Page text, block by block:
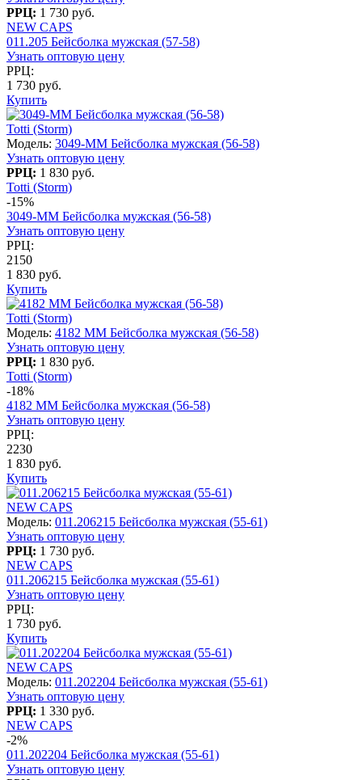
РРЦ: 1 730 руб.
NEW CAPS
011.205 Бейсболка мужская (57-58)
Узнать оптовую цену
РРЦ:
1 730 руб.
Купить
Totti (Storm)
Модель: 3049-MM Бейсболка мужская (56-58)
Узнать оптовую цену
РРЦ: 1 830 руб.
Totti (Storm)
-15%
3049-MM Бейсболка мужская (56-58)
Узнать оптовую цену
РРЦ:
2150
1 830 руб.
Купить
Totti (Storm)
Модель: 4182 MM Бейсболка мужская (56-58)
Узнать оптовую цену
РРЦ: 1 830 руб.
Totti (Storm)
-18%
4182 MM Бейсболка мужская (56-58)
Узнать оптовую цену
РРЦ:
2230
1 830 руб.
Купить
NEW CAPS
Модель: 011.206215 Бейсболка мужская (55-61)
Узнать оптовую цену
РРЦ: 1 730 руб.
NEW CAPS
011.206215 Бейсболка мужская (55-61)
Узнать оптовую цену
РРЦ:
1 730 руб.
Купить
NEW CAPS
Модель: 011.202204 Бейсболка мужская (55-61)
Узнать оптовую цену
РРЦ: 1 330 руб.
NEW CAPS
-2%
011.202204 Бейсболка мужская (55-61)
Узнать оптовую цену